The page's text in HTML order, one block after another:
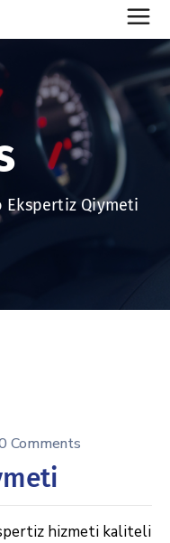
Ekspertiz Qiymeti
Comments
hizmeti kaliteli